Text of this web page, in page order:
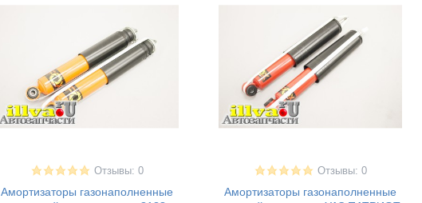
Отзывы: 0
Амортизаторы газонаполненные
Отзывы: 0
Амортизаторы газонаполненные